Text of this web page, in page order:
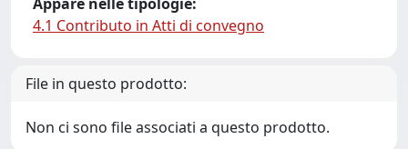
4.1 Contributo in Atti di convegno
File in questo prodotto:
Non ci sono file associati a questo prodotto.